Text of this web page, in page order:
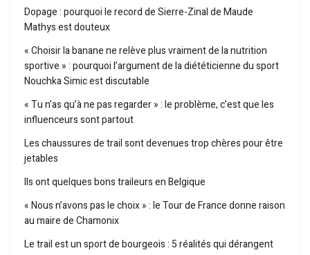
Dopage : pourquoi le record de Sierre-Zinal de Maude
Mathys est douteux
« Choisir la banane ne relève plus vraiment de la nutrition
sportive » : pourquoi l’argument de la diététicienne du sport
Nouchka Simic est discutable
« Tu n’as qu’à ne pas regarder » : le problème, c’est que les
influenceurs sont partout
Les chaussures de trail sont devenues trop chères pour être
jetables
Ils ont quelques bons traileurs en Belgique
« Nous n’avons pas le choix » : le Tour de France donne raison
au maire de Chamonix
Le trail est un sport de bourgeois : 5 réalités qui dérangent